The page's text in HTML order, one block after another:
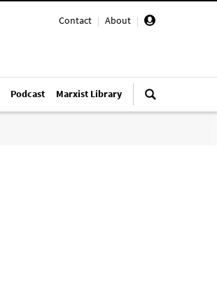
Contact | About |
Podcast Marxist Library